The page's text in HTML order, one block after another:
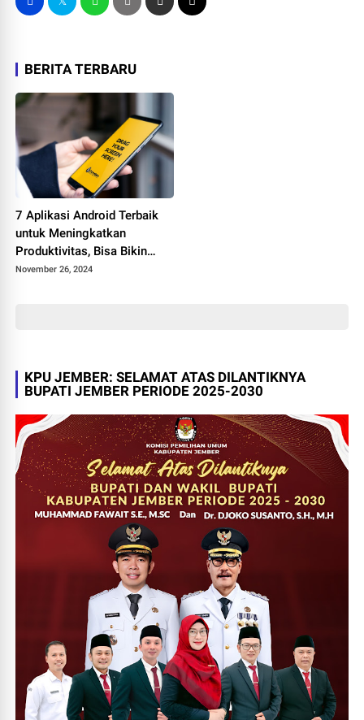
BERITA TERBARU
7 Aplikasi Android Terbaik
untuk Meningkatkan
Produktivitas, Bisa Bikin
Hidup Makin Bermanfaat
November 26, 2024
KPU JEMBER: SELAMAT ATAS DILANTIKNYA
BUPATI JEMBER PERIODE 2025-2030